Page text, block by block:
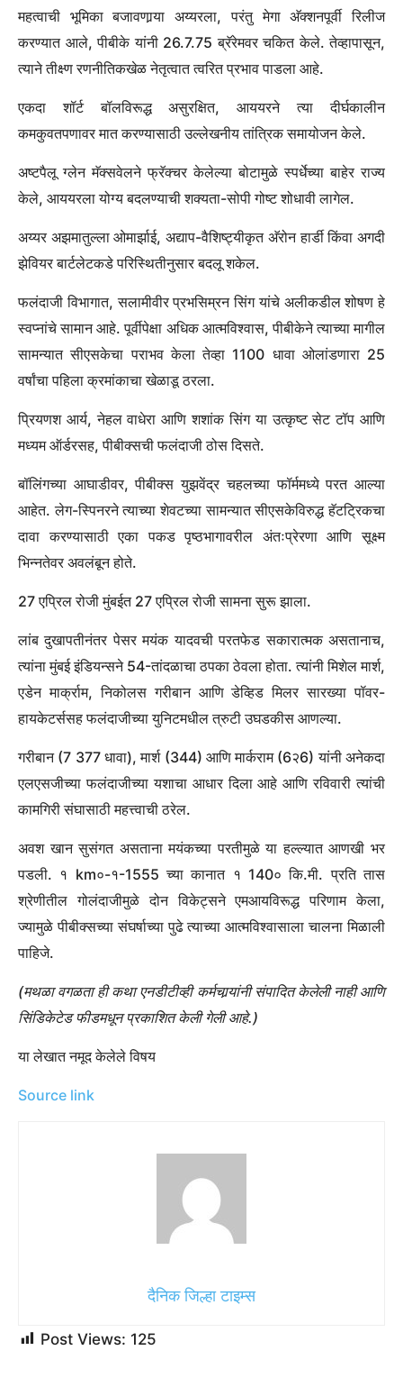
महत्वाची भूमिका बजावणार्‍या अय्यरला, परंतु मेगा अ‍ॅक्शनपूर्वी रिलीज
करण्यात आले, पीबीके यांनी 26.7.75 ब्रॅरेमवर चकित केले. तेव्हापासून,
त्याने तीक्ष्ण रणनीतिकखेळ नेतृत्वात त्वरित प्रभाव पाडला आहे.
एकदा शॉर्ट बॉलविरूद्ध असुरक्षित, आययरने त्या दीर्घकालीन
कमकुवतपणावर मात करण्यासाठी उल्लेखनीय तांत्रिक समायोजन केले.
अष्टपैलू ग्लेन मॅक्सवेलने फ्रॅक्चर केलेल्या बोटामुळे स्पर्धेच्या बाहेर राज्य
केले, आययरला योग्य बदलण्याची शक्यता-सोपी गोष्ट शोधावी लागेल.
अय्यर अझमातुल्ला ओमार्झाई, अद्याप-वैशिष्ट्यीकृत अ‍ॅरोन हार्डी किंवा अगदी
झेवियर बार्टलेटकडे परिस्थितीनुसार बदलू शकेल.
फलंदाजी विभागात, सलामीवीर प्रभसिम्रन सिंग यांचे अलीकडील शोषण हे
स्वप्नांचे सामान आहे. पूर्वीपेक्षा अधिक आत्मविश्वास, पीबीकेने त्याच्या मागील
सामन्यात सीएसकेचा पराभव केला तेव्हा 1100 धावा ओलांडणारा 25
वर्षांचा पहिला क्रमांकाचा खेळाडू ठरला.
प्रियणश आर्य, नेहल वाधेरा आणि शशांक सिंग या उत्कृष्ट सेट टॉप आणि
मध्यम ऑर्डरसह, पीबीक्सची फलंदाजी ठोस दिसते.
बॉलिंगच्या आघाडीवर, पीबीक्स युझवेंद्र चहलच्या फॉर्ममध्ये परत आल्या
आहेत. लेग-स्पिनरने त्याच्या शेवटच्या सामन्यात सीएसकेविरुद्ध हॅटट्रिकचा
दावा करण्यासाठी एका पकड पृष्ठभागावरील अंतःप्रेरणा आणि सूक्ष्म
भिन्नतेवर अवलंबून होते.
27 एप्रिल रोजी मुंबईत 27 एप्रिल रोजी सामना सुरू झाला.
लांब दुखापतीनंतर पेसर मयंक यादवची परतफेड सकारात्मक असतानाच,
त्यांना मुंबई इंडियन्सने 54-तांदळाचा ठपका ठेवला होता. त्यांनी मिशेल मार्श,
एडेन मार्क्राम, निकोलस गरीबान आणि डेव्हिड मिलर सारख्या पॉवर-
हायकेटर्ससह फलंदाजीच्या युनिटमधील त्रुटी उघडकीस आणल्या.
गरीबान (7 377 धावा), मार्श (344) आणि मार्कराम (6२6) यांनी अनेकदा
एलएसजीच्या फलंदाजीच्या यशाचा आधार दिला आहे आणि रविवारी त्यांची
कामगिरी संघासाठी महत्त्वाची ठरेल.
अवश खान सुसंगत असताना मयंकच्या परतीमुळे या हल्ल्यात आणखी भर
पडली. १ km०-१-1555 च्या कानात १ 140० कि.मी. प्रति तास
श्रेणीतील गोलंदाजीमुळे दोन विकेट्सने एमआयविरूद्ध परिणाम केला,
ज्यामुळे पीबीक्सच्या संघर्षाच्या पुढे त्याच्या आत्मविश्वासाला चालना मिळाली
पाहिजे.
(मथळा वगळता ही कथा एनडीटीव्ही कर्मचार्‍यांनी संपादित केलेली नाही आणि
सिंडिकेटेड फीडमधून प्रकाशित केली गेली आहे.)
या लेखात नमूद केलेले विषय
Source link
दैनिक जिल्हा टाइम्स
Post Views: 125